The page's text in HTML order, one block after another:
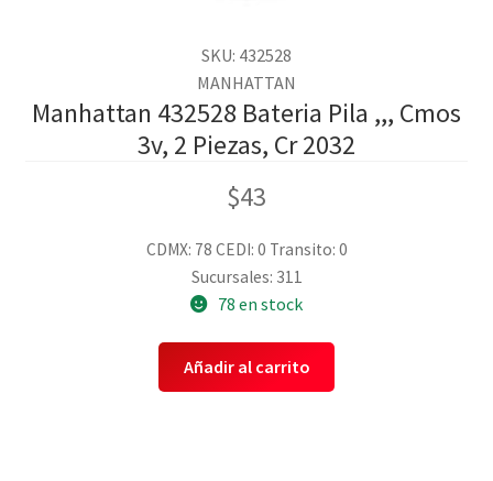
SKU: 432528
MANHATTAN
Manhattan 432528 Bateria Pila ,,, Cmos
3v, 2 Piezas, Cr 2032
$43
CDMX: 78 CEDI: 0 Transito: 0
Sucursales: 311
78 en stock
Añadir al carrito